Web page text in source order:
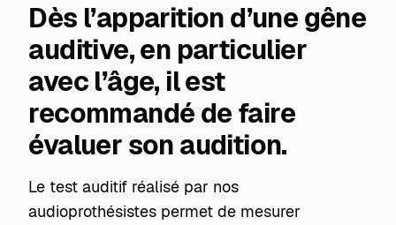
Dès l’apparition d’une gêne
auditive, en particulier
avec l’âge, il est
recommandé de faire
évaluer son audition.
Le test auditif réalisé par nos
audioprothésistes permet de mesurer